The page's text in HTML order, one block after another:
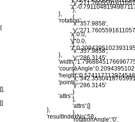
'z':-
},
'rotation':
{
'x':0.0,
'y':0.0,
},
'points':
[],
'attrs':
[]
},
'resultIndexNo':58,
},
{
'x':'357.9858',
},
{
'x':'357.9858',
'y':'286.3145'
},
{
'y':'286.3145'
}
],
'attrs':[]
},
'rotationAngle':'0',